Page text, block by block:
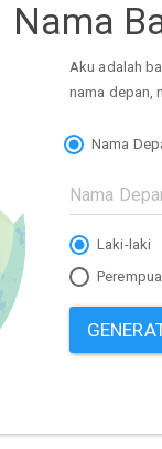
Nama
Aku adalah
nama depan,
Nama
Laki-laki